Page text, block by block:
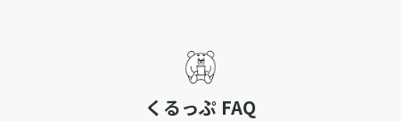
くるっぷ FAQ